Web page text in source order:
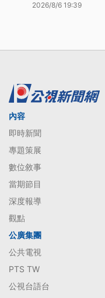
2026/8/6 19:39
內容
即時新聞
專題策展
數位敘事
當期節目
深度報導
觀點
公廣集團
公共電視
PTS TW
公視台語台